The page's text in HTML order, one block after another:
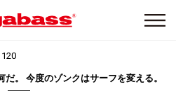
120
。 今度のゾンクはサーフを変える。